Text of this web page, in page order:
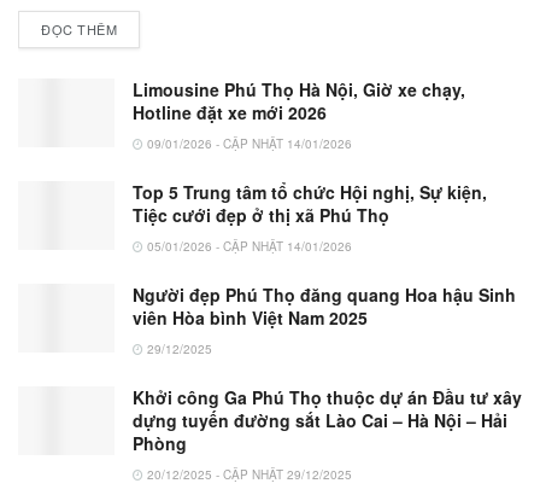
ĐỌC THÊM
Limousine Phú Thọ Hà Nội, Giờ xe chạy,
Hotline đặt xe mới 2026
09/01/2026 - CẬP NHẬT 14/01/2026
Top 5 Trung tâm tổ chức Hội nghị, Sự kiện,
Tiệc cưới đẹp ở thị xã Phú Thọ
05/01/2026 - CẬP NHẬT 14/01/2026
Người đẹp Phú Thọ đăng quang Hoa hậu Sinh
viên Hòa bình Việt Nam 2025
29/12/2025
Khởi công Ga Phú Thọ thuộc dự án Đầu tư xây
dựng tuyến đường sắt Lào Cai – Hà Nội – Hải
Phòng
20/12/2025 - CẬP NHẬT 29/12/2025